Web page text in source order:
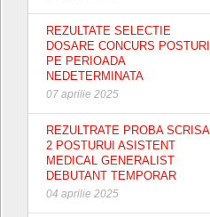
REZULTATE SELECTIE
DOSARE CONCURS POSTURI
PE PERIOADA
NEDETERMINATA
07 aprilie 2025
REZULTRATE PROBA SCRISA
2 POSTURUI ASISTENT
MEDICAL GENERALIST
DEBUTANT TEMPORAR
04 aprilie 2025